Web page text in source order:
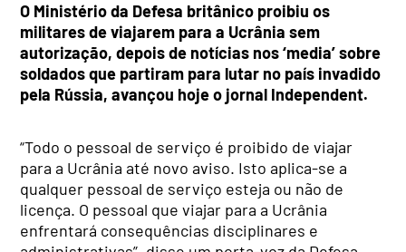
O Ministério da Defesa britânico proibiu os
militares de viajarem para a Ucrânia sem
autorização, depois de notícias nos ‘media’ sobre
soldados que partiram para lutar no país invadido
pela Rússia, avançou hoje o jornal Independent.
“Todo o pessoal de serviço é proibido de viajar
para a Ucrânia até novo aviso. Isto aplica-se a
qualquer pessoal de serviço esteja ou não de
licença. O pessoal que viajar para a Ucrânia
enfrentará consequências disciplinares e